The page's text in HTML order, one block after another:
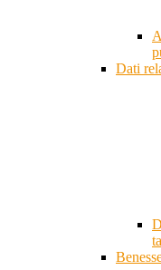
Dati